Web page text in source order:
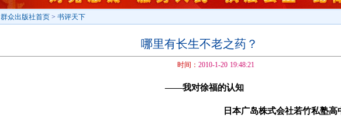
群众出版社首页 > 书评天下
哪里有长生不老之药？
时间： 2010-1-20 19:48:21
——我对徐福的认知
日本广岛株式会社若竹私塾